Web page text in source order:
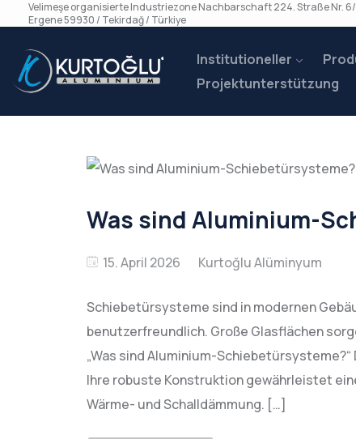
Velimeşe organisierte Industriezone Nachbarschaft 224. Straße Nr. 6/
Ergene 59930 / Tekirdağ / Türkiye
Institutioneller
Projektunterstützung
Was sind Aluminium-
15. April 2026
Schiebetürsysteme sind in modernen
benutzerfreundlich. Große Glasflächen
„Was sind Aluminium-
Ihre robuste Konstruktion gewährleistet
Wärme- und Schalldämmung. […]